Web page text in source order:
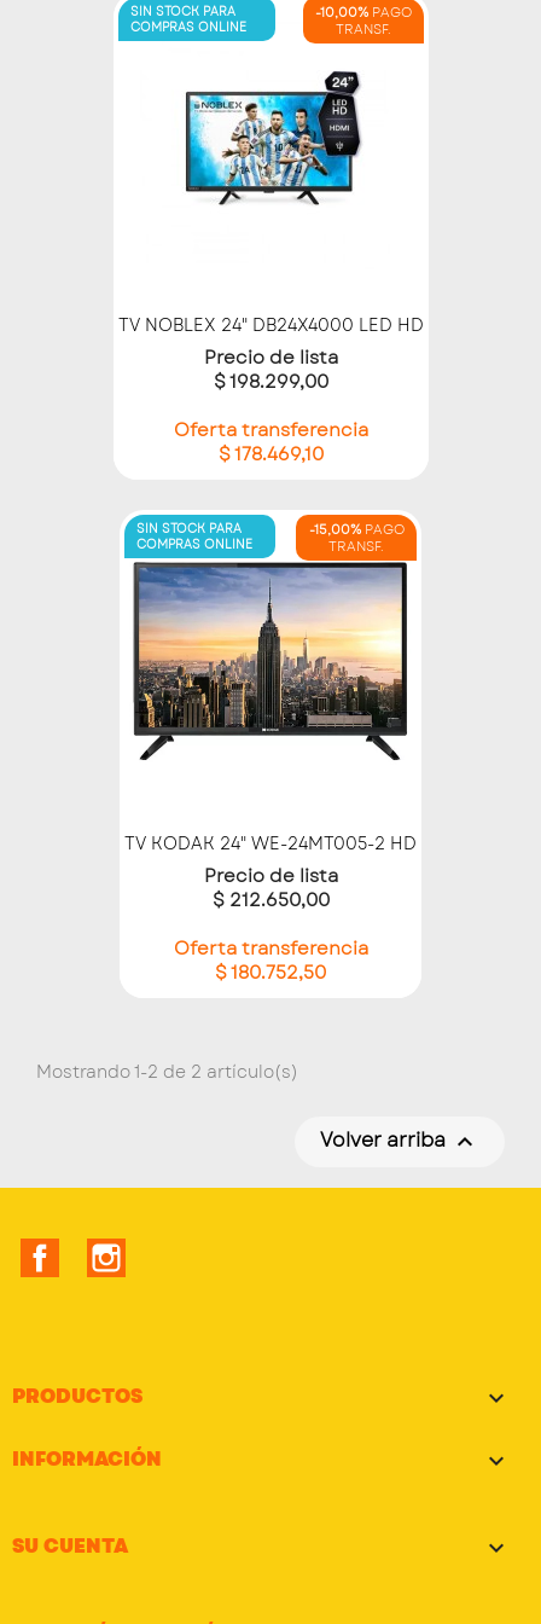
-10,00%PAGO
TRANSF.
TV NOBLEX 24" DB24X4000 LED HD
Precio de lista
$ 198.299,00
Oferta transferencia
$ 178.469,10
SIN STOCK PARA
COMPRAS ONLINE
-15,00%PAGO
TRANSF.
TV KODAK 24" WE-24MT005-2 HD
Precio de lista
$ 212.650,00
Oferta transferencia
$ 180.752,50
SIN STOCK PARA
COMPRAS ONLINE
Mostrando 1-2 de 2 artículo(s)
Volver arriba 
Facebook
PRODUCTOS 
INFORMACIÓN 
SU CUENTA 